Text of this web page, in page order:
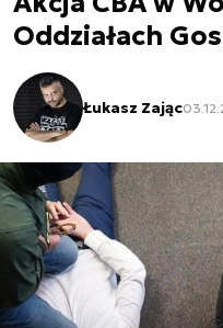
Oddziałach
Łukasz Zając